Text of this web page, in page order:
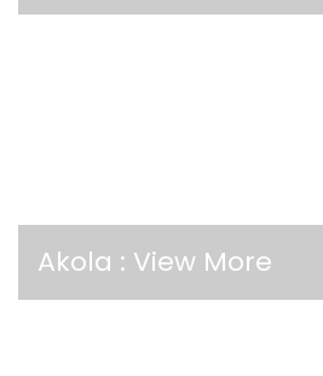
Akola : View More